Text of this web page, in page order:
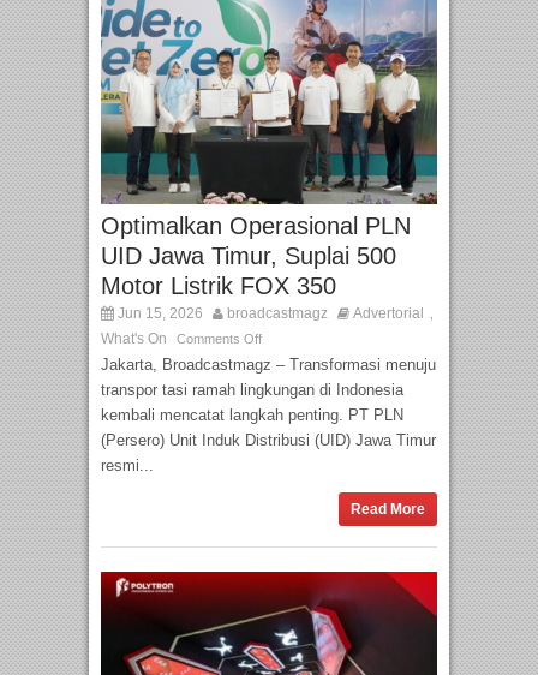
Optimalkan Operasional PLN
UID Jawa Timur, Suplai 500
Motor Listrik FOX 350
Jun 15, 2026 broadcastmagz Advertorial
What's On Comments Off
Jakarta, Broadcastmagz – Transformasi menuju
transpor tasi ramah lingkungan di Indonesia
kembali mencatat langkah penting. PT PLN
(Persero) Unit Induk Distribusi (UID) Jawa Timur
resmi...
Read More